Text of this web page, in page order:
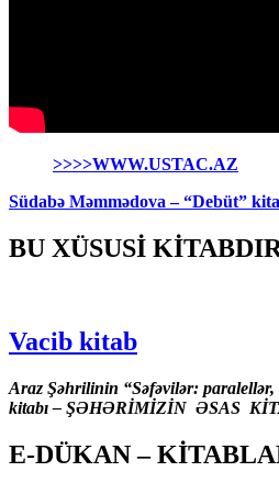
>>>>WWW.USTAC.AZ
Südabə Məmmədova – “Debüt”
BU XÜSUSİ
Vacib kitab
Araz Şəhrilinin “Səfəvilər:
kitabı – ŞƏHƏRİMİZİN ƏSAS
E-DÜKAN –